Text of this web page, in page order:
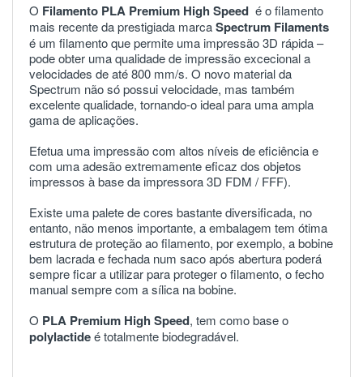
O Filamento PLA Premium High Speed é o filamento
mais recente da prestigiada marcaSpectrum Filaments
é um filamentoquepermite uma impressão3D rápida–
podeobter umaqualidadede impressãoexcecionala
velocidades deaté800 mm/s. O novo materialda
Spectrum nãosópossuivelocidade, mas também
excelentequalidade, tornando-o idealpara umaampla
gamadeaplicações.
Efetua uma impressão com altos níveis de eficiência e
com uma adesão extremamente eficaz dos objetos
impressos à base da impressora 3D FDM / FFF).
Existe uma palete de cores bastante diversificada, no
entanto, não menos importante, a embalagem tem ótima
estrutura de proteção ao filamento, por exemplo, a bobine
bem lacrada e fechada num saco após abertura poderá
sempre ficar a utilizar para proteger o filamento, o fecho
manual sempre com a sílica na bobine.
O PLA Premium High Speed, tem como base o
polylactideé totalmente biodegradável.